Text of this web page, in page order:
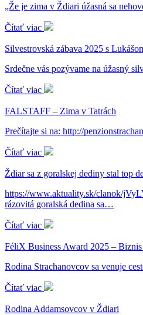
„Že je zima v Ždiari úžasná sa
Čítať viac
Silvestrovská zábava 2025 s
Srdečne vás pozývame na úžasný
Čítať viac
FALSTAFF – Zima v Tatrách
Prečítajte si na: http://
Čítať viac
Ždiar sa z goralskej dediny stal top
https://www.aktuality.sk/clanok/
rázovitá goralská dedina sa…
Čítať viac
FéliX Business Award 2025 –
Rodina Strachanovcov sa venuje
Čítať viac
Rodina Addamsovcov v Ždiari